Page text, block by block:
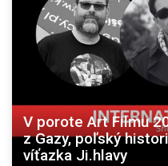
V porote Art Filmu
z Gazy, poľský
víťazka Ji.hlavy